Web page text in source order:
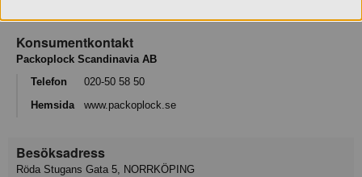
Konsumentkontakt
Packoplock Scandinavia AB
Telefon
020-50 58 50
Hemsida
www.packoplock.se
Besöksadress
Röda Stugans Gata 5, NORRKÖPING